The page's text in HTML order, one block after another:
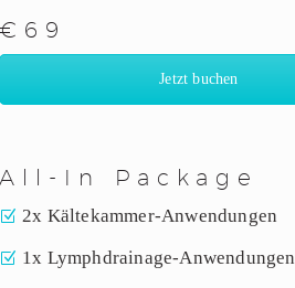
€69
Jetzt buchen
All-In Package
2x Kältekammer-Anwendungen
1x Lymphdrainage-Anwendungen